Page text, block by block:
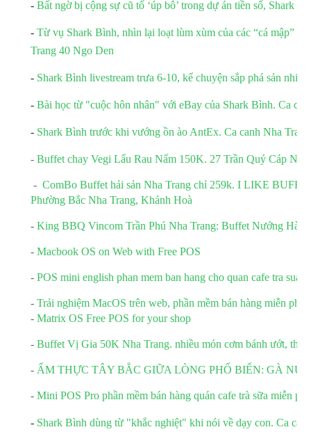
- Bất ngờ bị cộng sự cũ tố ‘úp bô’ trong dự án tiền số, Shark
- Từ vụ Shark Bình, nhìn lại loạt lùm xùm của các “cá mập”
Trang 40 Ngo Den
- Shark Bình livestream trưa 6-10, kể chuyện sắp phá sản
- Bài học từ "cuộc hôn nhân" với eBay của Shark Bình. Ca
- Shark Bình trước khi vướng ồn ào AntEx. Ca canh Nha Trang
- Buffet chay Vegi Lẩu Rau Nấm 150K. 27 Trần Quý Cáp
- ComBo Buffet hải sản Nha Trang chỉ 259k. I LIKE
Phường Bắc Nha Trang, Khánh Hoà
- King BBQ Vincom Trần Phú Nha Trang: Buffet Nướng Hàn
- Macbook OS on Web with Free POS
- POS mini english phan mem ban hang cho quan cafe tra sua
- Trải nghiệm MacOS trên web, phần mềm bán hàng miễn phí
- Matrix OS Free POS for your shop
- Buffet Vị Gia 50K Nha Trang. nhiều món cơm bánh ướt, thịt
- ẨM THỰC TÂY BẮC GIỮA LÒNG PHỐ BIỂN: GÀ
- Mini POS Pro phần mềm bán hàng quán cafe trà sữa miễn
- Shark Bình dùng từ "khắc nghiệt" khi nói về dạy con. Ca